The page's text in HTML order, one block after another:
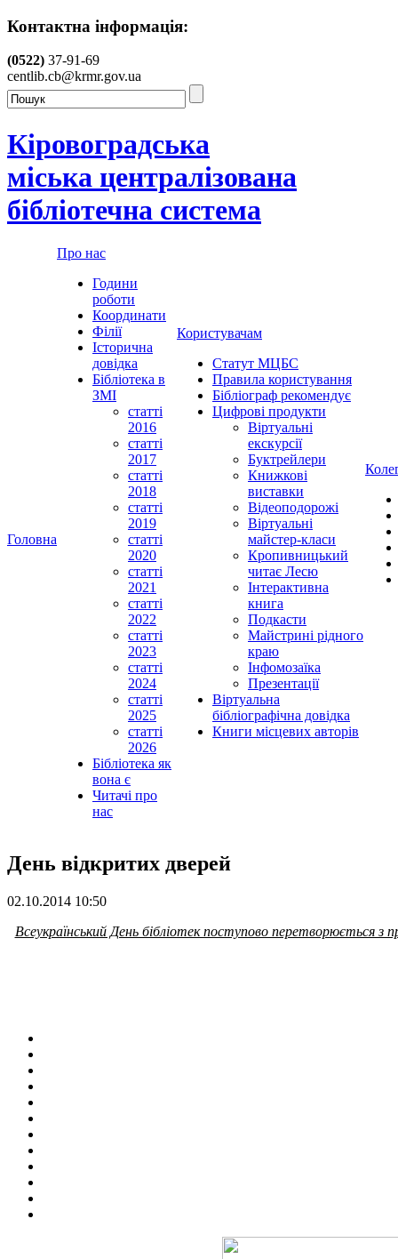
Контактна інформація:
(0522) 37-91-69
centlib.cb@krmr.gov.ua
Кіровоградська
міська централізована
бібліотечна система
Головна
Про нас
Години
роботи
Координати
Філії
Історична
довідка
Бібліотека в
ЗМІ
статті
2016
статті
2017
статті
2018
статті
2019
статті
2020
статті
2021
статті
2022
статті
2023
статті
2024
статті
2025
статті
2026
Бібліотека як
вона є
Читачі про
нас
Користувачам
Статут МЦБС
Правила користування
Бібліограф рекомендує
Цифрові продукти
Віртуальні
екскурсії
Буктрейлери
Книжкові
виставки
Відеоподорожі
Віртуальні
майстер-класи
Кропивницький
читає Лесю
Інтерактивна
книга
Подкасти
Майстрині рідного
краю
Інфомозаїка
Презентації
Віртуальна
бібліографічна довідка
Книги місцевих авторів
День відкритих дверей
02.10.2014 10:50
Всеукраїнський День бібліотек поступово перетворюється з